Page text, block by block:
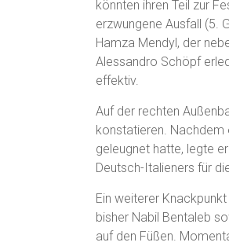
könnten ihren Teil zur
erzwungene Ausfall (5.
Hamza Mendyl, der
Alessandro Schöpf
effektiv.
Auf der rechten
konstatieren. Nachdem
geleugnet hatte, legte
Deutsch-Italieners für
Ein weiterer
bisher Nabil Bentaleb
auf den Füßen.